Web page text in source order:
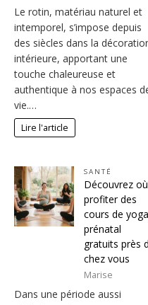
Le rotin, matériau naturel et
intemporel, s’impose depuis
des siècles dans la
intérieure, apportant une
touche chaleureuse et
authentique à nos espaces
vie.…
Lire l'article
SANTÉ
Découvrez où
profiter des
cours de yoga
prénatal
gratuits près
chez vous
Marise
Dans une période aussi